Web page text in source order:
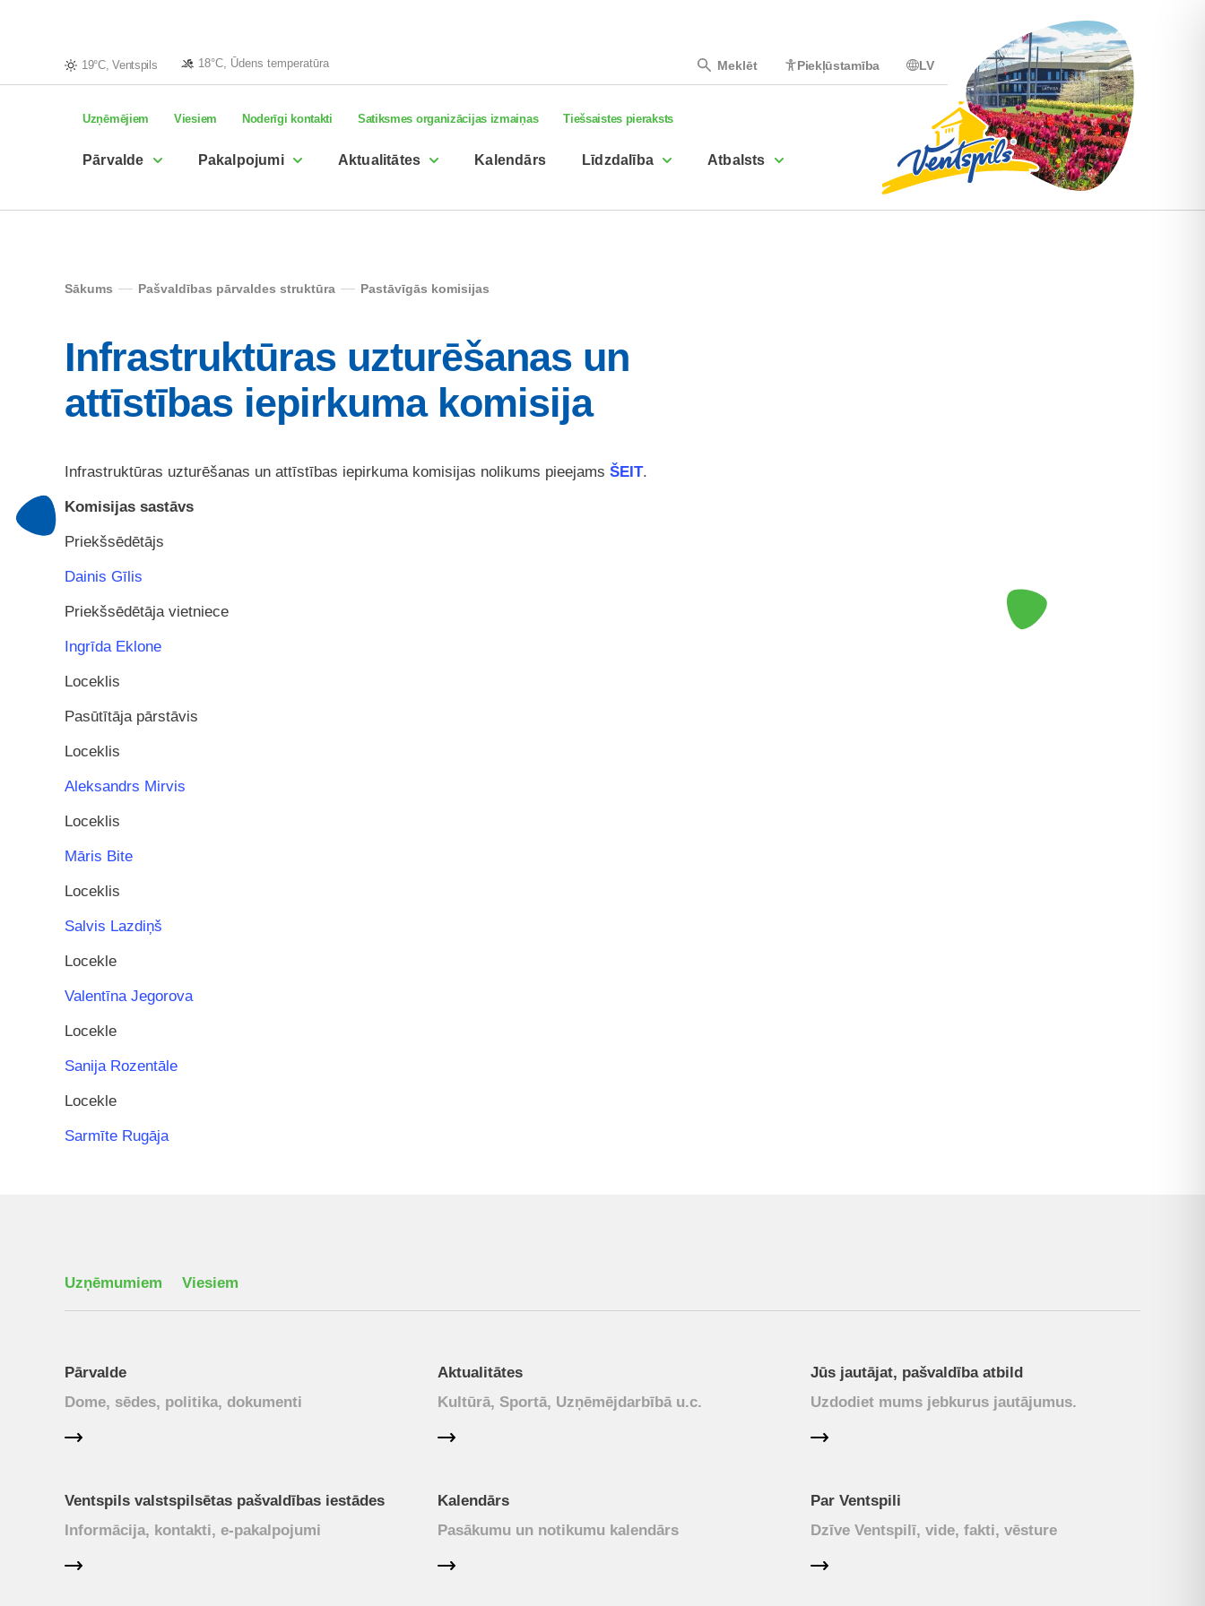
19°C, Ventspils 18°C, Ūdens temperatūra Meklēt Piekļūstamība LV
Uzņēmējiem Viesiem Noderīgi kontakti Satiksmes organizācijas izmaiņas Tiešsaistes pieraksts
Pārvalde Pakalpojumi Aktualitātes Kalendārs Līdzdalība Atbalsts
Sākums Pašvaldības pārvaldes struktūra Pastāvīgās komisijas
Infrastruktūras uzturēšanas un
attīstības iepirkuma komisija
Infrastruktūras uzturēšanas un attīstības iepirkuma komisijas nolikums pieejams ŠEIT.
Komisijas sastāvs
Priekšsēdētājs
Dainis Gīlis
Priekšsēdētāja vietniece
Ingrīda Eklone
Loceklis
Pasūtītāja pārstāvis
Loceklis
Aleksandrs Mirvis
Loceklis
Māris Bite
Loceklis
Salvis Lazdiņš
Locekle
Valentīna Jegorova
Locekle
Sanija Rozentāle
Locekle
Sarmīte Rugāja
Uzņēmumiem Viesiem
Pārvalde
Dome, sēdes, politika, dokumenti
Aktualitātes
Kultūrā, Sportā, Uzņēmējdarbībā u.c.
Jūs jautājat, pašvaldība atbild
Uzdodiet mums jebkurus jautājumus.
Ventspils valstspilsētas pašvaldības iestādes
Informācija, kontakti, e-pakalpojumi
Kalendārs
Pasākumu un notikumu kalendārs
Par Ventspili
Dzīve Ventspilī, vide, fakti, vēsture